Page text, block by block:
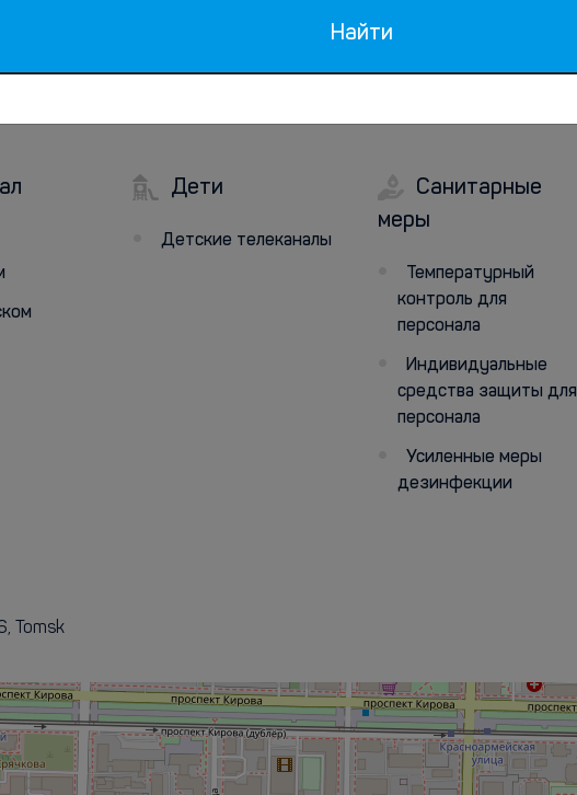
Дети
Детские телеканалы
Санитарные
меры
Температурный
контроль для
персонала
Индивидуальные
средства защиты для
персонала
Усиленные меры
дезинфекции
Tomsk
Найти